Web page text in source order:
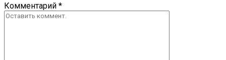
Комментарий *